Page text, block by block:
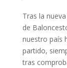
Tras la
de
nuestro país
partido,
tras